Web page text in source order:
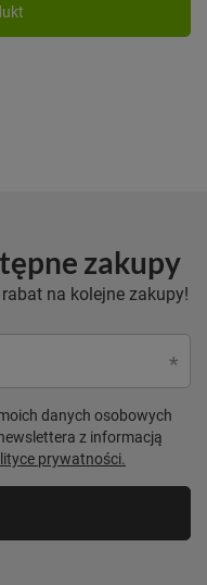
zakupy
na kolejne zakupy!
danych osobowych
z informacją
prywatności.